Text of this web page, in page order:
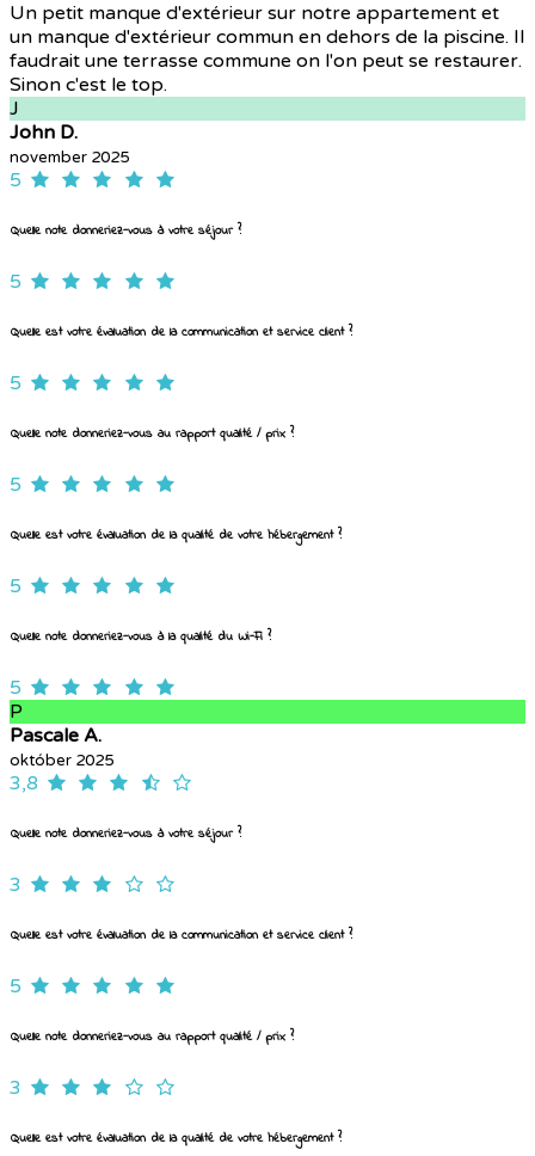
Un petit manque d'extérieur sur notre appartement et
un manque d'extérieur commun en dehors de la piscine. Il
faudrait une terrasse commune on l'on peut se restaurer.
Sinon c'est le top.
J
John D.
november 2025
5
Quelle note donneriez-vous à votre séjour ?
5
Quelle est votre évaluation de la communication et service client ?
5
Quelle note donneriez-vous au rapport qualité / prix ?
5
Quelle est votre évaluation de la qualité de votre hébergement ?
5
Quelle note donneriez-vous à la qualité du Wi-Fi ?
5
P
Pascale A.
október 2025
3,8
Quelle note donneriez-vous à votre séjour ?
3
Quelle est votre évaluation de la communication et service client ?
5
Quelle note donneriez-vous au rapport qualité / prix ?
3
Quelle est votre évaluation de la qualité de votre hébergement ?